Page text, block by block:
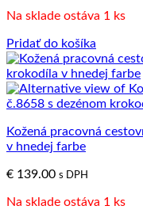
Na sklade ostáva 1 ks
Pridať do košíka
Kožená pracovná
v hnedej farbe
€ 139.00 s DPH
Na sklade ostáva 1 ks